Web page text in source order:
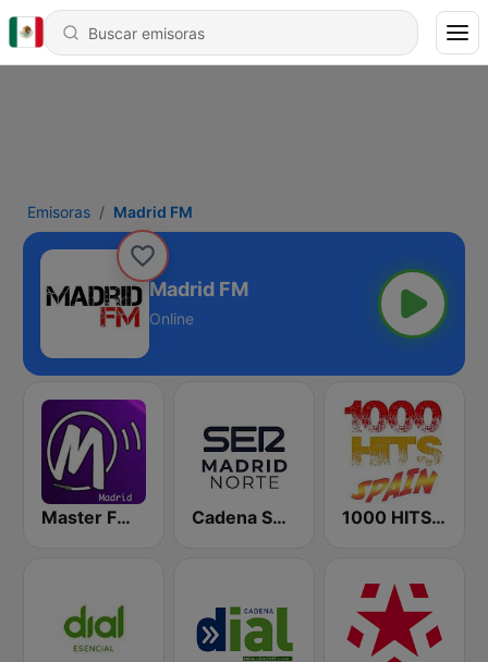
Emisoras Madrid FM
Madrid FM
Online
Master FM Madrid Cadena SER Madrid Norte 1000 HITS Spain